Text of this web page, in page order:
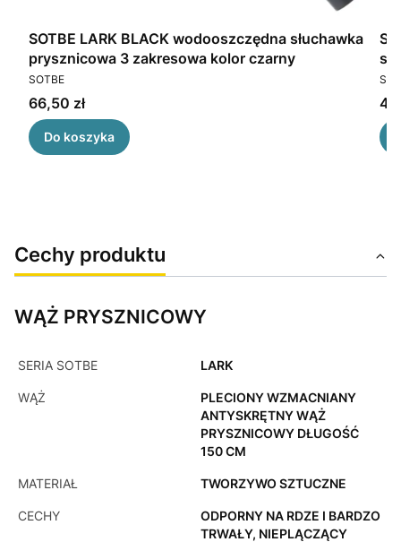
SOTBE LARK BLACK wodooszczędna słuchawka
prysznicowa 3 zakresowa kolor czarny
PRODUCENT
SOTBE
Cena
66,50 zł
Do koszyka
Cechy produktu
WĄŻ PRYSZNICOWY
SERIA SOTBE LARK
WĄŻ
PLECIONY WZMACNIANY
ANTYSKRĘTNY WĄŻ
PRYSZNICOWY DŁUGOŚĆ
150 CM
MATERIAŁ TWORZYWO SZTUCZNE
CECHY
ODPORNY NA RDZE I BARDZO
TRWAŁY, NIEPLĄCZĄCY